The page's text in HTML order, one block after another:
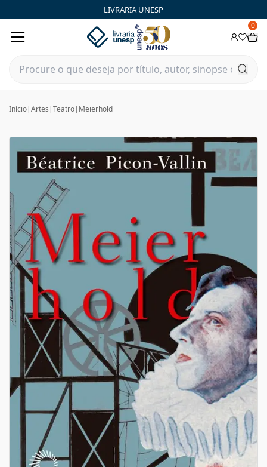
LIVRARIA UNESP
0
Início|Artes |Teatro| Meierhold